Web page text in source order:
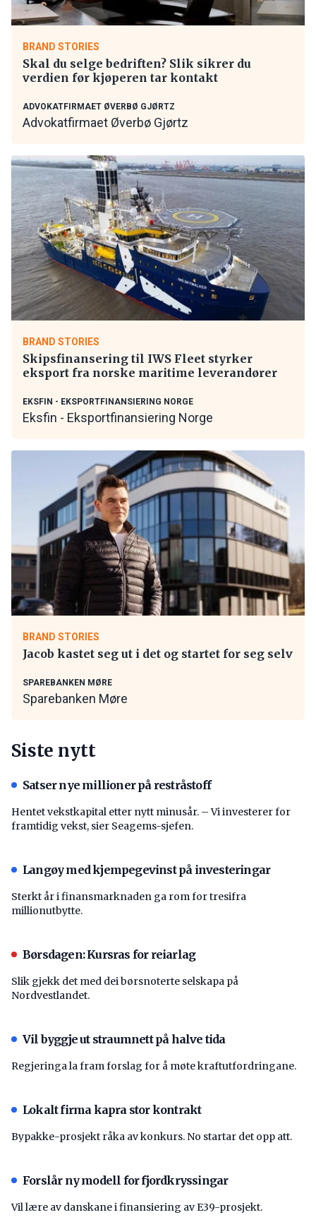
BRAND STORIES
Skal du selge bedriften? Slik sikrer du
verdien før kjøperen tar kontakt
ADVOKATFIRMAET ØVERBØ GJØRTZ
Advokatfirmaet Øverbø Gjørtz
BRAND STORIES
Skipsfinansering til IWS Fleet styrker
eksport fra norske maritime leverandører
EKSFIN - EKSPORTFINANSIERING NORGE
Eksfin - Eksportfinansiering Norge
BRAND STORIES
Jacob kastet seg ut i det og startet for seg selv
SPAREBANKEN MØRE
Sparebanken Møre
Siste nytt
Satser nye millioner på restråstoff
Hentet vekstkapital etter nytt minusår. – Vi investerer for
framtidig vekst, sier Seagems-sjefen.
Langøy med kjempegevinst på investeringar
Sterkt år i finansmarknaden ga rom for tresifra
millionutbytte.
Børsdagen: Kursras for reiarlag
Slik gjekk det med dei børsnoterte selskapa på
Nordvestlandet.
Vil byggje ut straumnett på halve tida
Regjeringa la fram forslag for å møte kraftutfordringane.
Lokalt firma kapra stor kontrakt
Bypakke-prosjekt råka av konkurs. No startar det opp att.
Forslår ny modell for fjordkryssingar
Vil lære av danskane i finansiering av E39-prosjekt.